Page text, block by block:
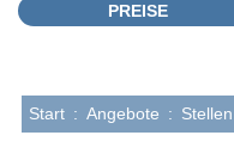
PREISE
Start : Angebote : Stellen